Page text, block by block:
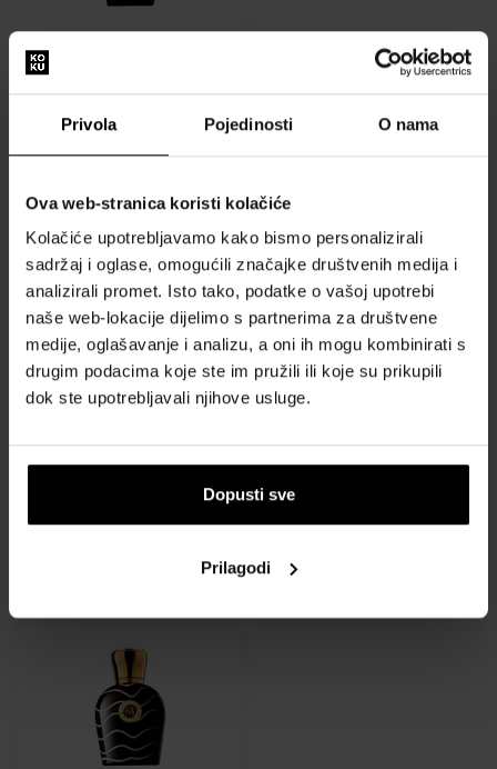
Privola Pojedinosti O nama
Ova web-stranica koristi kolačiće
Kolačiće upotrebljavamo kako bismo personalizirali
sadržaj i oglase, omogućili značajke društvenih medija i
analizirali promet. Isto tako, podatke o vašoj upotrebi
naše web-lokacije dijelimo s partnerima za društvene
medije, oglašavanje i analizu, a oni ih mogu kombinirati s
drugim podacima koje ste im pružili ili koje su prikupili
dok ste upotrebljavali njihove usluge.
Dopusti sve
Prilagodi
Moresque Emiro Parfemska
voda
50ml - Parfemske vode -
Unisex
109,00 €
Moresque Art Fiore Di
Portofino Parfemska voda
50ml - Parfemske vode -
Unisex
97,00 €
voda
50ml - Parfemske vode -
Poslat ćemo 13.08.
voda
50ml - Parfemske vode -
Unisex
Poslat ćemo 13.08.